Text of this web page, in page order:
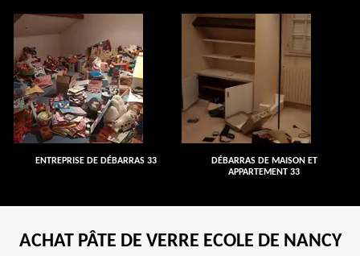
ENTREPRISE DE DÉBARRAS 33
DÉBARRAS DE MAISON ET
APPARTEMENT 33
ACHAT PÂTE DE VERRE ECOLE DE NANCY